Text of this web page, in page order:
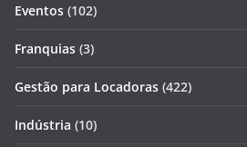
Eventos (102)
Franquias (3)
Gestão para Locadoras (422)
Indústria (10)